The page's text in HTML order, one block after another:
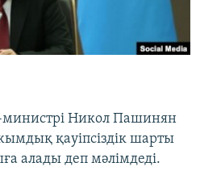
Никол Пашинян
қауіпсіздік шарты
деп мәлімдеді.